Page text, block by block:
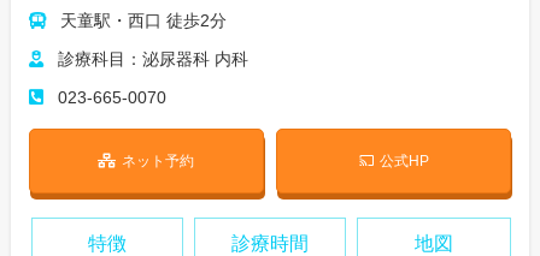
天童駅・西口 徒歩2分
診療科目：泌尿器科 内科
023-665-0070
ネット予約 公式HP
特徴 診療時間 地図